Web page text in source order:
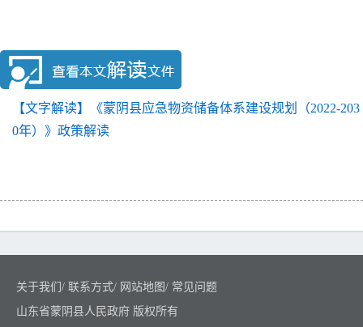
【文字解读】《蒙阴县应急物资储备体系建设规划（2022-203
0年）》政策解读
关于我们 / 联系方式/ 网站地图/ 常见问题
山东省蒙阴县人民政府 版权所有